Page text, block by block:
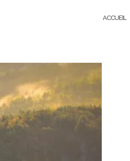
ACCUEIL